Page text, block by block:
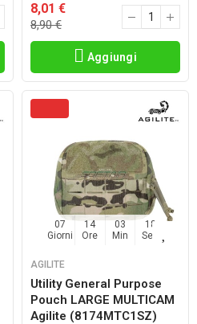
8,01 €
8,90 €
Aggiungi
07
Giorni
14
Ore
03
Min
17
Sec
AGILITE
Utility General Purpose
Pouch LARGE MULTICAM
Agilite (8174MTC1SZ)